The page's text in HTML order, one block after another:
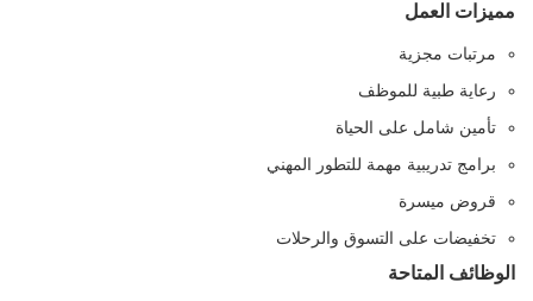
مميزات العمل
مرتبات مجزية
رعاية طبية للموظف
تأمين شامل على الحياة
برامج تدريبية مهمة للتطور المهني
قروض ميسرة
تخفيضات على التسوق والرحلات
الوظائف المتاحة